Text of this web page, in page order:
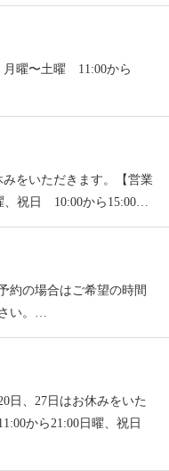
月曜〜土曜 11:00から
みをいただきます。【営業
、祝日 10:00から15:00…
約の場合はご希望の時間
い。…
日、27日はお休みをいた
から21:00日曜、祝日